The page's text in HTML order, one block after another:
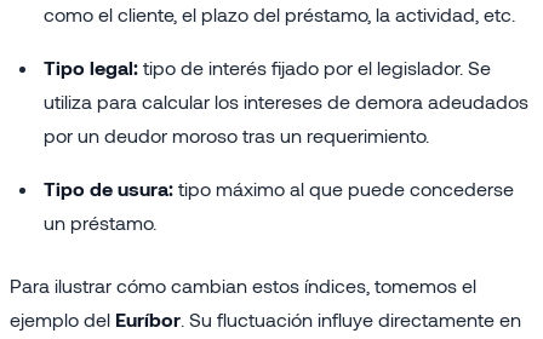
como el cliente, el plazo del préstamo, la actividad, etc.
Tipo legal: tipo de interés fijado por el legislador. Se
utiliza para calcular los intereses de demora adeudados
por un deudor moroso tras un requerimiento.
Tipo de usura: tipo máximo al que puede concederse
un préstamo.
Para ilustrar cómo cambian estos índices, tomemos el
ejemplo del Euríbor . Su fluctuación influye directamente en